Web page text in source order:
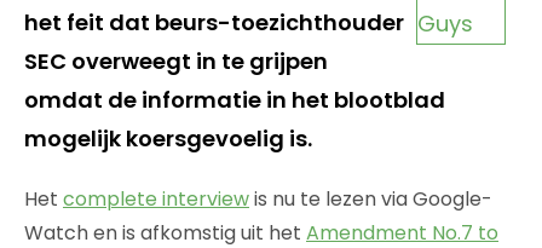
het feit dat beurs-toezichthouder
SEC overweegt in te grijpen
omdat de informatie in het blootblad
mogelijk koersgevoelig is.
Het complete interviewis nu te lezen via Google-
Watch en is afkomstig uit het Amendment No.7 to